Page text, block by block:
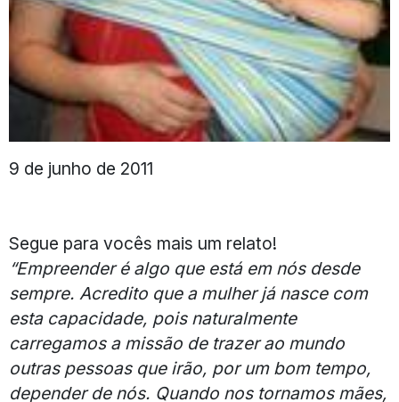
9 de junho de 2011
Segue para vocês mais um relato!
“Empreender é algo que está em nós desde
sempre. Acredito que a mulher já nasce com
esta capacidade, pois naturalmente
carregamos a missão de trazer ao mundo
outras pessoas que irão, por um bom tempo,
depender de nós. Quando nos tornamos mães,